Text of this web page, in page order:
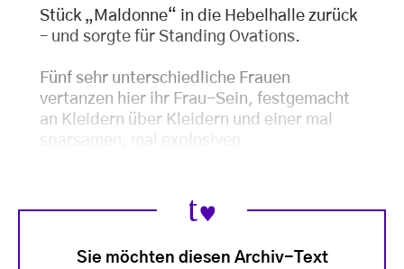
Stück „Maldonne“ in die Hebelhalle zurück
– und sorgte für Standing Ovations.
Fünf sehr unterschiedliche Frauen
vertanzen hier ihr Frau-Sein, festgemacht
an Kleidern über Kleidern und einer mal
sparsamen, mal explosiven
Sie möchten diesen Archiv-Text